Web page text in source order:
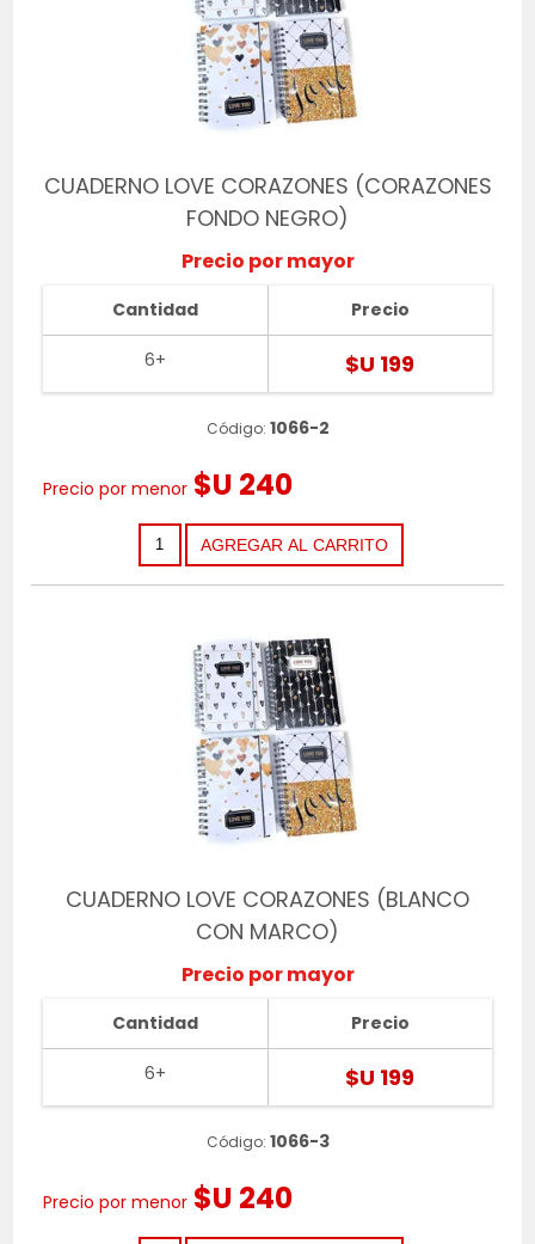
CUADERNO LOVE CORAZONES (CORAZONES
FONDO NEGRO)
Precio por mayor
Cantidad
6+
Precio
$U 199
Código: 1066-2
Precio por menor $U 240
CUADERNO LOVE CORAZONES (BLANCO
CON MARCO)
Precio por mayor
Cantidad
6+
Precio
$U 199
Código: 1066-3
Precio por menor $U 240